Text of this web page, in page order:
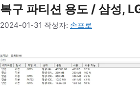
복구 파티션 용도 / 삼성,
2024-01-31 작성자: 손프로